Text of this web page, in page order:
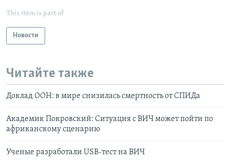
This item is part of
Новости
Читайте также
Доклад ООН: в мире снизилась смертность от СПИДа
Академик Покровский: Ситуация с ВИЧ может пойти по
африканскому сценарию
Ученые разработали USB-тест на ВИЧ